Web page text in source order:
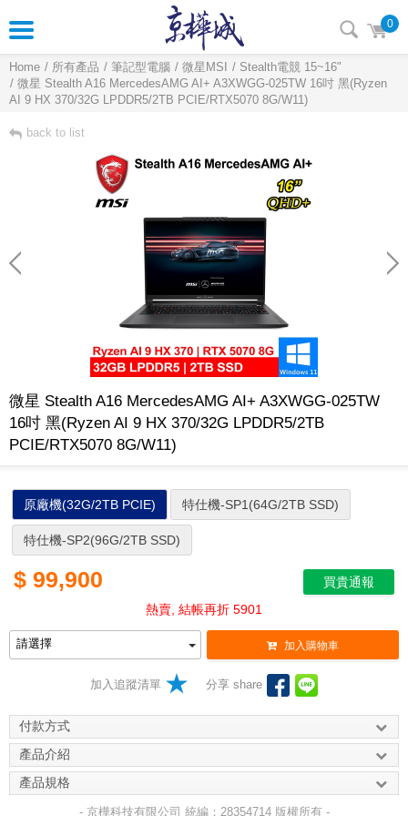
0
Home 所有產品 筆記型電腦 微星MSI
Stealth電競 15~16"
微星 Stealth A16 MercedesAMG AI+ A3XWGG-025TW 16吋 黑(Ryzen
AI 9 HX 370/32G LPDDR5/2TB PCIE/RTX5070 8G/W11)
back to list
微星 Stealth A16 MercedesAMG AI+ A3XWGG-025TW
16吋 黑(Ryzen AI 9 HX 370/32G LPDDR5/2TB
PCIE/RTX5070 8G/W11)
原廠機(32G/2TB PCIE) 特仕機-SP1(64G/2TB SSD)
特仕機-SP2(96G/2TB SSD)
$ 99,900
買貴通報
熱賣, 結帳再折 5901
加入購物車
加入追蹤清單 分享 share
付款方式
產品介紹
產品規格
- 京樺科技有限公司 統編：28354714 版權所有 -